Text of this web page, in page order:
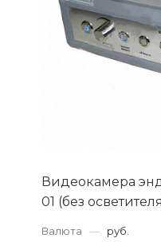
Видеокамера
01 (без
Валюта — руб.